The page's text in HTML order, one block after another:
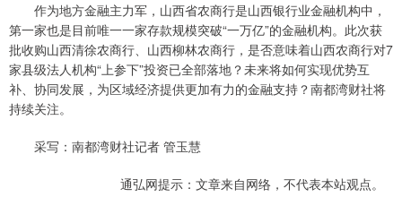
作为地方金融主力军，山西省农商行是山西银行业金融机构中，
第一家也是目前唯一一家存款规模突破“一万亿”的金融机构。此次获
批收购山西清徐农商行、山西柳林农商行，是否意味着山西农商行对7
家县级法人机构“上参下”投资已全部落地？未来将如何实现优势互
补、协同发展，为区域经济提供更加有力的金融支持？南都湾财社将
持续关注。
采写：南都湾财社记者 管玉慧
通弘网提示：文章来自网络，不代表本站观点。